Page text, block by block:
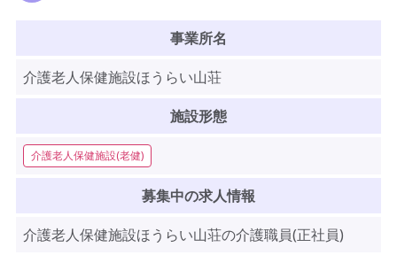
事業所名
介護老人保健施設ほうらい山荘
施設形態
介護老人保健施設(老健)
募集中の求人情報
介護老人保健施設ほうらい山荘の介護職員(正社員)